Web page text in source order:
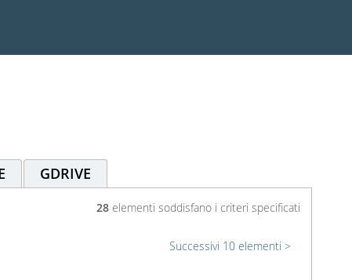
GDRIVE
28elementi soddisfano i criteri specificati
Successivi 10 elementi